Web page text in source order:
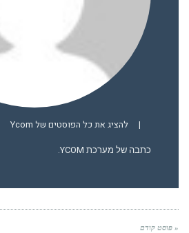
| להציג את כל הפוסטים של Ycom
כתבה של מערכת YCOM.
« פוסט קודם